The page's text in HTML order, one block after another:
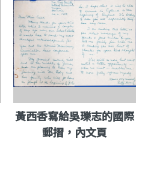
黃西香寫給吳瓅志的國際
郵摺，內文頁